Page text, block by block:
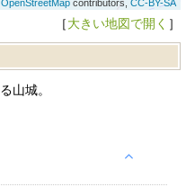
OpenStreetMapcontributors, CC-BY-SA
［大きい地図で開く ］
山城。